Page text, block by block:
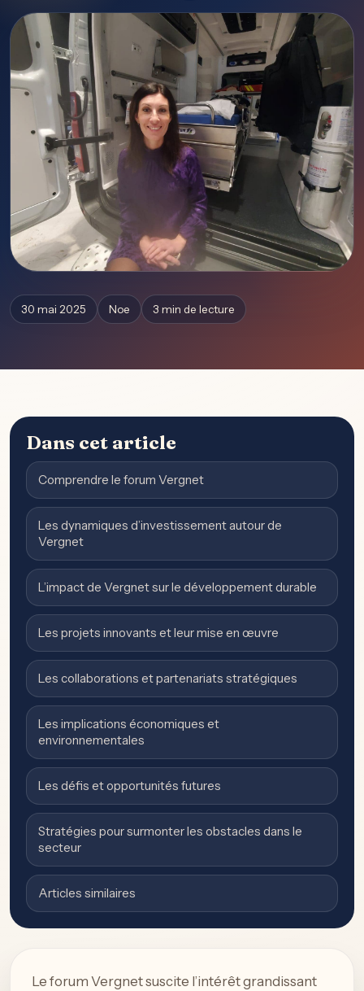
30 mai 2025 Noe 3 min de lecture
Dans cet article
Comprendre le forum Vergnet
Les dynamiques d’investissement autour de
Vergnet
L’impact de Vergnet sur le développement durable
Les projets innovants et leur mise en œuvre
Les collaborations et partenariats stratégiques
Les implications économiques et
environnementales
Les défis et opportunités futures
Stratégies pour surmonter les obstacles dans le
secteur
Articles similaires
Le forum Vergnet suscite l’intérêt grandissant